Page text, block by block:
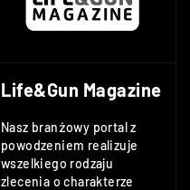
Life&Gun Magazine
Nasz branżowy portal z
powodzeniem realizuje
wszelkiego rodzaju
zlecenia o charakterze